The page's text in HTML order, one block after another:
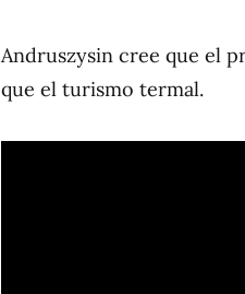
Andruszysin cree que el
que el turismo termal.